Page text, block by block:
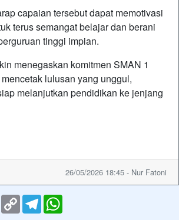
capaian tersebut dapat memotivasi
terus semangat belajar dan berani
tinggi impian.
menegaskan komitmen SMAN 1
lulusan yang unggul,
melanjutkan pendidikan ke jenjang
26/05/2026 18:45 - Nur Fatoni
GmailCopy
Link
Telegram